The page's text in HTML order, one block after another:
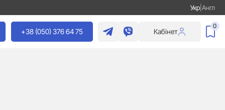
Укр| Англ
+38 (050) 376 64 75 Кабінет
0